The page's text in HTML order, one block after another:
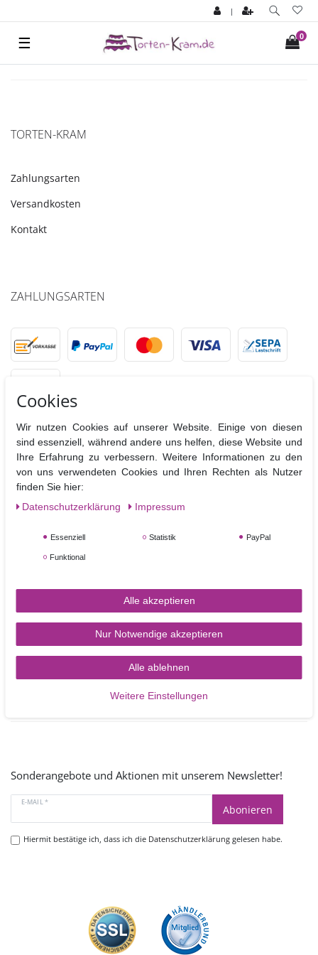
|
0
☰
TORTEN-KRAM
Zahlungsarten
Versandkosten
Kontakt
ZAHLUNGSARTEN
VERSANDPARTNER
Rufen Sie uns an unter:
0170 4 70 60 74
oder schreiben Sie uns:
Kontakt
Sonderangebote und Aktionen mit unserem Newsletter!
E-MAIL *
Abonieren
Hiermit bestätige ich, dass ich die Datenschutzerklärunggelesen habe.
Cookies
Wir nutzen Cookies auf unserer Website. Einige von diesen
sind essenziell, während andere uns helfen, diese Website und
Ihre Erfahrung zu verbessern. Weitere Informationen zu den
von uns verwendeten Cookies und Ihren Rechten als Nutzer
finden Sie hier:
Daten­schutz­erklärung
Impressum
Essenziell Statistik PayPal
Funktional
Alle akzeptieren
Nur Notwendige akzeptieren
Alle ablehnen
Weitere Einstellungen